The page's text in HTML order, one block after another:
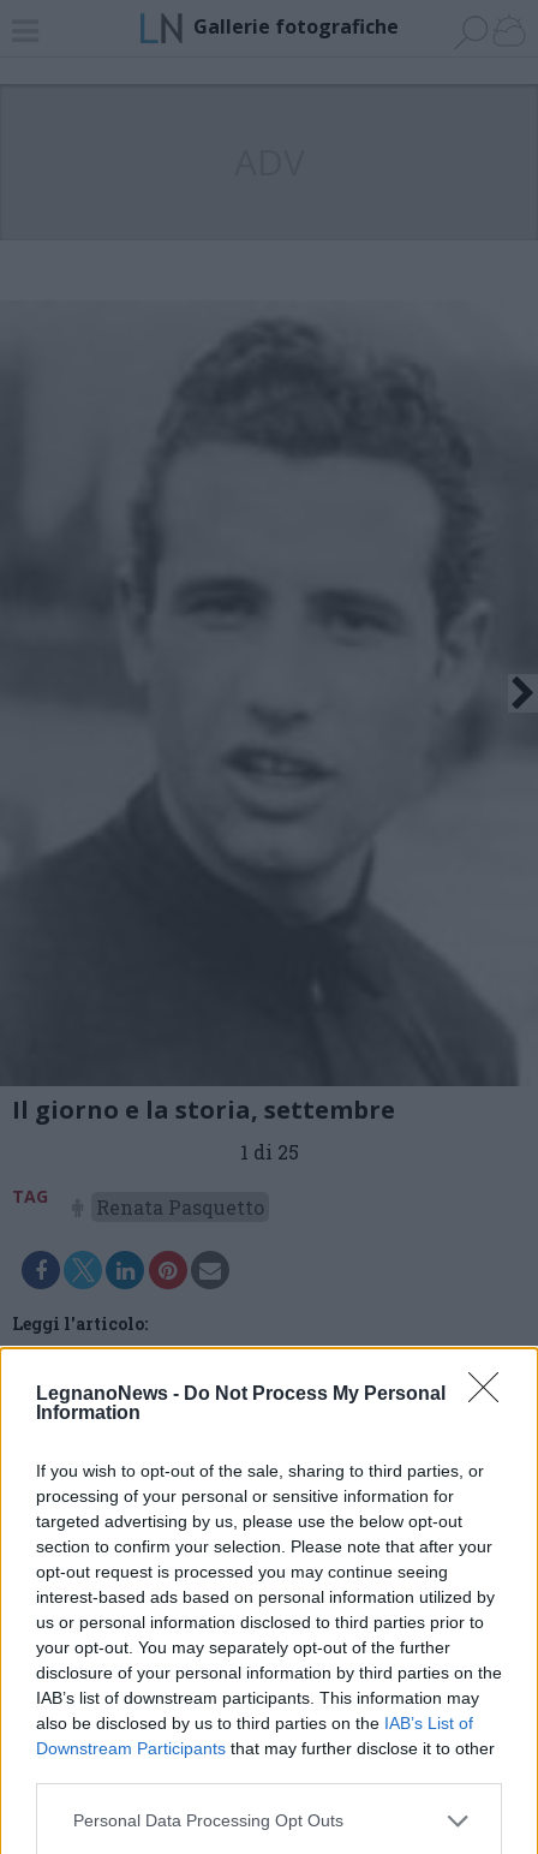
LegnanoNews - Do Not Process My Personal
Information
If you wish to opt-out of the sale, sharing to third parties, or
processing of your personal or sensitive information for
targeted advertising by us, please use the below opt-out
section to confirm your selection. Please note that after your
opt-out request is processed you may continue seeing
interest-based ads based on personal information utilized by
us or personal information disclosed to third parties prior to
your opt-out. You may separately opt-out of the further
disclosure of your personal information by third parties on the
IAB’s list of downstream participants. This information may
also be disclosed by us to third parties on the IAB’s List of
Downstream Participants that may further disclose it to other
Personal Data Processing Opt Outs
Gallerie fotografiche
Il giorno e la storia, settembre
1 di 25
TAG Renata Pasquetto
Leggi l'articolo:
Il giorno e la storia: 17 settembre 1943 – Rapidi cambi di
Il giorno e la storia: il podio della “Bernocchi” alla
Bianchi, la Legnano arriva quarta
Il giorno e la storia: 5 settembre 1945 – In piscina, cabine
per gli ufficiali, tendone per i soldati
Il giorno e la storia: Legnano lavoratrice e di fede (non del
tutto…) fascista
Il giorno e la storia: 8 settembre 1943, i fratelli Venegoni
lanciano la Resistenza a Legnano
9 settembre 1945 – Coppa Bernocchi: “Se io ci metto una
lira…”
10 settembre 1944 – Angelo Galliverti, il partigiano
dimenticato
Il giorno e la storia: 1942 – Tutto pronto per la terza Coppa
Bernocchi di guerra
Il giorno e la storia: 14 settembre 1942, nasce Ricky
Talarini, il ‘Burnich’ del Legnano